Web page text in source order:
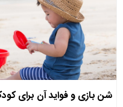
شن بازی و فواید آن برای